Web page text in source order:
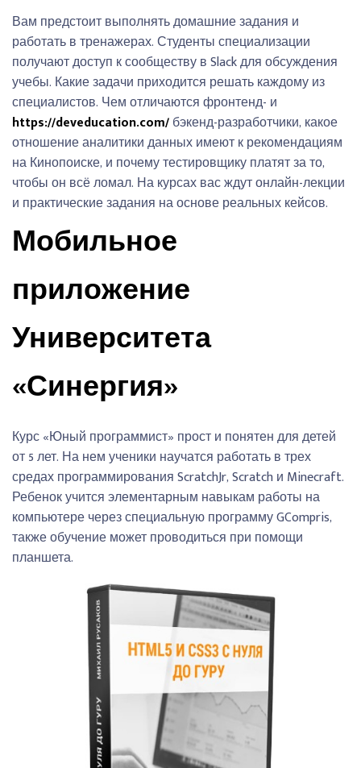
Вам предстоит выполнять домашние задания и
работать в тренажерах. Студенты специализации
получают доступ к сообществу в Slack для обсуждения
учебы. Какие задачи приходится решать каждому из
специалистов. Чем отличаются фронтенд- и
https://deveducation.com/бэкенд-разработчики, какое
отношение аналитики данных имеют к рекомендациям
на Кинопоиске, и почему тестировщику платят за то,
чтобы он всё ломал. На курсах вас ждут онлайн-лекции
и практические задания на основе реальных кейсов.
Мобильное
приложение
Университета
«Синергия»
Курс «Юный программист» прост и понятен для детей
от 5 лет. На нем ученики научатся работать в трех
средах программирования ScratchJr, Scratch и Minecraft.
Ребенок учится элементарным навыкам работы на
компьютере через специальную программу GCompris,
также обучение может проводиться при помощи
планшета.